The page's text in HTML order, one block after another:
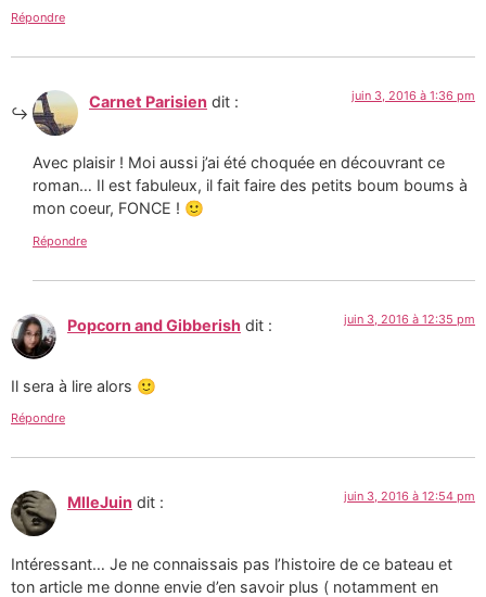
Répondre
Carnet Parisien dit : juin 3, 2016 à 1:36 pm
Avec plaisir ! Moi aussi j’ai été choquée en découvrant ce
roman… Il est fabuleux, il fait faire des petits boum boums à
mon coeur, FONCE ! 🙂
Répondre
Popcorn and Gibberish dit : juin 3, 2016 à 12:35 pm
Il sera à lire alors 🙂
Répondre
MlleJuin dit : juin 3, 2016 à 12:54 pm
Intéressant… Je ne connaissais pas l’histoire de ce bateau et
ton article me donne envie d’en savoir plus ( notamment en